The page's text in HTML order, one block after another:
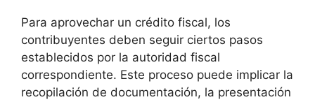
Para aprovechar un crédito fiscal, los
contribuyentes deben seguir ciertos pasos
establecidos por la autoridad fiscal⁢
correspondiente.​ Este proceso puede implicar la
recopilación de documentación,‍ la presentación⁢